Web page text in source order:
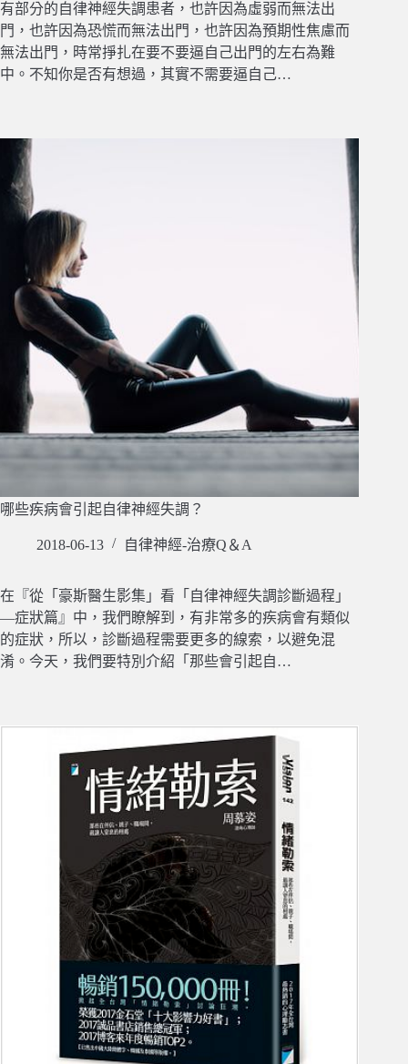
有部分的自律神經失調患者，也許因為虛弱而無法出
門，也許因為恐慌而無法出門，也許因為預期性焦慮而
無法出門，時常掙扎在要不要逼自己出門的左右為難
中。不知你是否有想過，其實不需要逼自己…
哪些疾病會引起自律神經失調？
2018-06-13 自律神經-治療Q＆A
在『從「豪斯醫生影集」看「自律神經失調診斷過程」
—症狀篇』中，我們瞭解到，有非常多的疾病會有類似
的症狀，所以，診斷過程需要更多的線索，以避免混
淆。今天，我們要特別介紹「那些會引起自…